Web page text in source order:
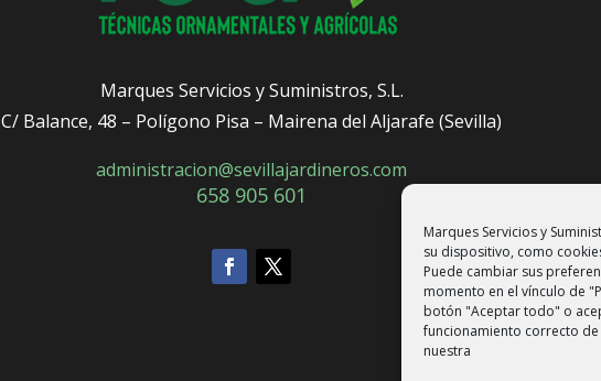
Marques Servicios y
su dispositivo, como
Puede cambiar sus
momento en el vínculo de
botón "Aceptar todo" o
funcionamiento correcto
nuestra
Marques Servicios y Suministros, S.L.
C/ Balance, 48 – Polígono Pisa – Mairena del Aljarafe (Sevilla)
administracion@sevillajardineros.com
658 905 601